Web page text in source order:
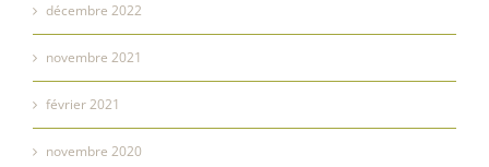
décembre 2022
novembre 2021
février 2021
novembre 2020